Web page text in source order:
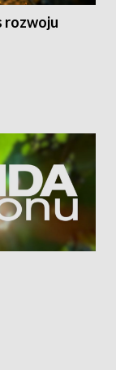
rozwoju